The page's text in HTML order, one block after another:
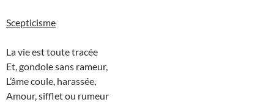
Scepticisme
La vie est toute tracée
Et, gondole sans rameur,
L’âme coule, harassée,
Amour, sifflet ou rumeur